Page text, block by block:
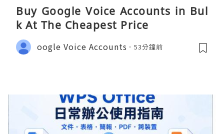
Buy Google Voice Accounts in Bul
k At The Cheapest Price
oogle Voice Accounts 53分鐘前